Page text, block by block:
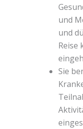
und
und
Reise
Sie